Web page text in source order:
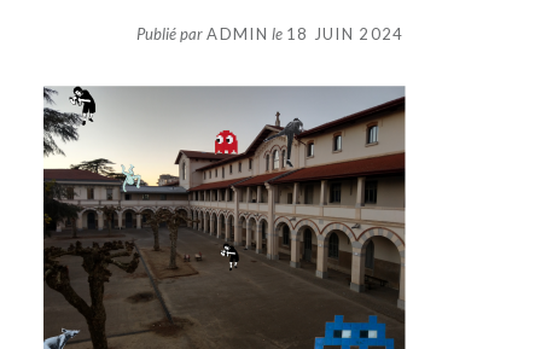
Publié parADMIN le 18 JUIN 2024